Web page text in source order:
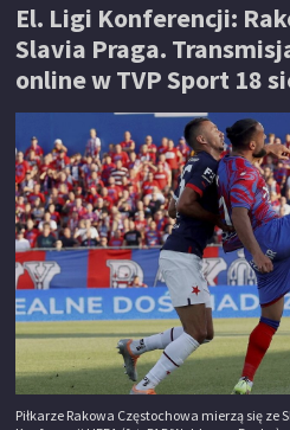
El. Ligi Konferencji:
Slavia Praga.
online w TVP Sport 18
Piłkarze Rakowa Częstochowa mierzą się ze